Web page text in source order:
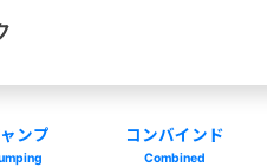
ンプ コンバインド
Combined